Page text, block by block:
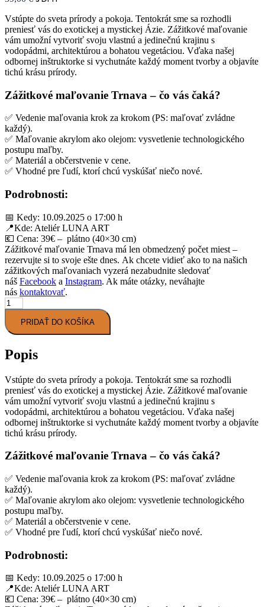
Vstúpte do sveta prírody a pokoja. Tentokrát sme sa rozhodli
preniesť vás do exotickej a mystickej Ázie. Zážitkové maľovanie
vám umožní vytvoriť svoju vlastnú a jedinečnú krajinu s
vodopádmi, architektúrou a bohatou vegetáciou. Vďaka našej
odbornej inštruktorke si vychutnáte každý moment tvorby a objavíte
tichú krásu prírody.
Zážitkové maľovanie Trnava – čo vás čaká?
✅ Vedenie maľovania krok za krokom (PS: maľovať zvládne
každý).
✅ Maľovanie akrylom ako olejom: vysvetlenie technologického
postupu maľby.
✅ Materiál a občerstvenie v cene.
✅ Vhodné pre ľudí, ktorí chcú vyskúšať niečo nové.
Podrobnosti:
📅 Kedy: 10.09.2025 o 17:00 h
📍Kde: Ateliér LUNA ART
💶 Cena: 39€ – plátno (40×30 cm)
Zážitkové maľovanie Trnava má len obmedzený počet miest –
rezervujte si to svoje ešte dnes. Ak chcete vidieť ako to na našich
zážitkových maľovaniach vyzerá nezabudnite sledovať
náš Facebook a Instagram. Ak máte otázky, neváhajte
nás kontaktovať.
množstvo
Zážitkové
maľovanie
Trnava
Ázie“
10.9.2025
PRIDAŤ DO KOŠÍKA
Popis
Vstúpte do sveta prírody a pokoja. Tentokrát sme sa rozhodli
preniesť vás do exotickej a mystickej Ázie. Zážitkové maľovanie
vám umožní vytvoriť svoju vlastnú a jedinečnú krajinu s
vodopádmi, architektúrou a bohatou vegetáciou. Vďaka našej
odbornej inštruktorke si vychutnáte každý moment tvorby a objavíte
tichú krásu prírody.
Zážitkové maľovanie Trnava – čo vás čaká?
✅ Vedenie maľovania krok za krokom (PS: maľovať zvládne
každý).
✅ Maľovanie akrylom ako olejom: vysvetlenie technologického
postupu maľby.
✅ Materiál a občerstvenie v cene.
✅ Vhodné pre ľudí, ktorí chcú vyskúšať niečo nové.
Podrobnosti:
📅 Kedy: 10.09.2025 o 17:00 h
📍Kde: Ateliér LUNA ART
💶 Cena: 39€ – plátno (40×30 cm)